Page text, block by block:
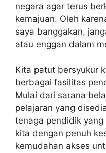
negara agar terus
kemajuan. Oleh
saya banggakan,
atau enggan dalam
Kita patut bersyukur
berbagai fasilitas
Mulai dari sarana
pelajaran yang
tenaga pendidik
kita dengan penuh
kemudahan akses